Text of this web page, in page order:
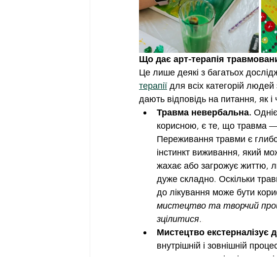
Що дає арт-терапія
Це лише деякі з багатьох
терапії для всіх категорій
дають відповідь на питання, як
Травма невербальна.
корисною, є те, що травма —
Переживання травми є
інстинкт виживання, який
жахає або загрожує життю,
дуже складно. Оскільки
до лікування може бути
мистецтво та творчий
зцілитися..
Мистецтво екстерналізує
внутрішній і зовнішній